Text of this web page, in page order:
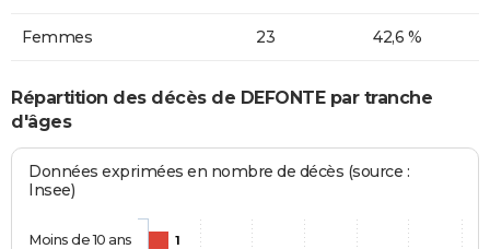
Femmes 23 42,6 %
Répartition des décès de DEFONTE par tranche
d'âges
Données exprimées en nombre de décès (source :
Insee)
1
Moins de 10 ans